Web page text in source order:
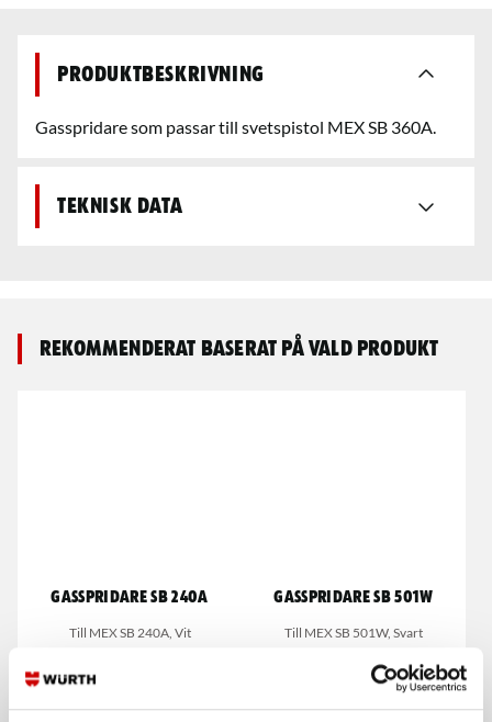
Produktbeskrivning
Gasspridare som passar till svetspistol MEX SB 360A.
Teknisk data
Rekommenderat baserat på vald produkt
Gasspridare SB 240A
Till MEX SB 240A, Vit
Gasspridare SB 501W
Till MEX SB 501W, Svart